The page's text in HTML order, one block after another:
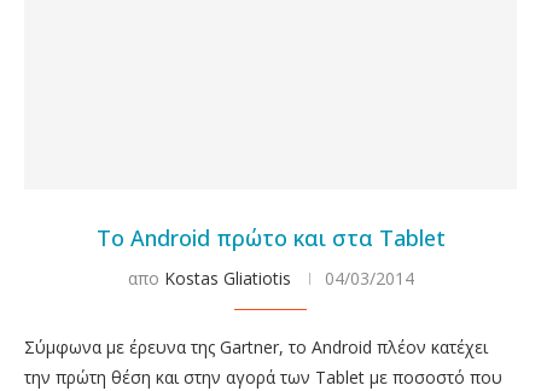
Το Android πρώτο και στα Tablet
απο Kostas Gliatiotis 04/03/2014
Σύμφωνα με έρευνα της Gartner, το Android πλέον κατέχει
την πρώτη θέση και στην αγορά των Tablet με ποσοστό που